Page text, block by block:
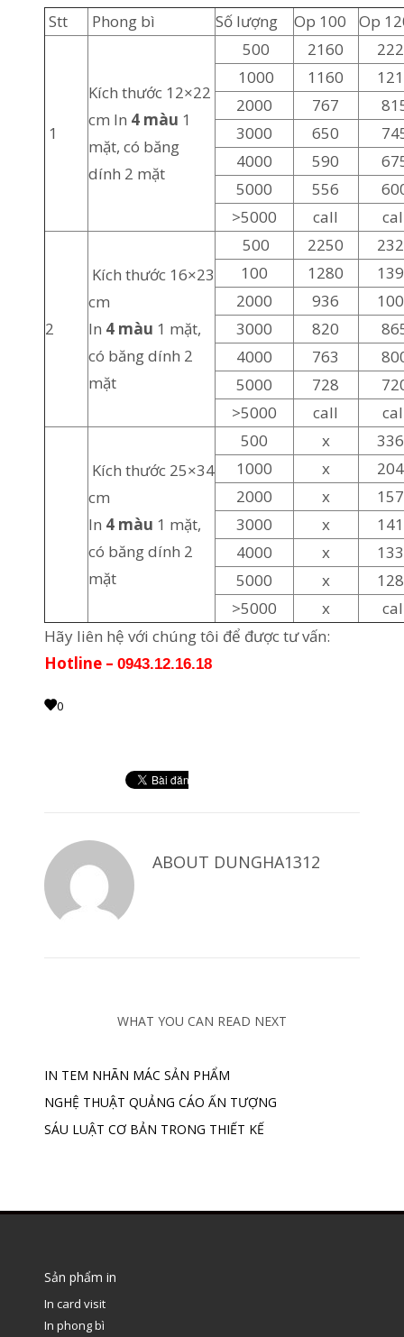
Stt Phong bì Số lượng Op 100 Op
1
Kích thước 12×22
cm In 4 màu 1
mặt, có băng
dính 2 mặt
500 2160
1000
1160
2000
767
3000
650
4000
590
5000
556
>5000
call
2
Kích thước 16×23
cm
In 4 màu 1 mặt,
có băng dính 2
mặt
500 2250
100
1280
2000
936
3000
820
4000
763
5000
728
>5000
call
Kích thước 25×34
cm
In 4 màu 1 mặt,
có băng dính 2
mặt
500 x
1000
x
2000
x
3000
x
4000
x
5000
x
>5000
x
Hãy liên hệ với chúng tôi để được tư vấn:
Hotline – 0943.12.16.18
0
ABOUT DUNGHA1312
WHAT YOU CAN READ NEXT
IN TEM NHÃN MÁC SẢN PHẨM
NGHỆ THUẬT QUẢNG CÁO ẤN TƯỢNG
SÁU LUẬT CƠ BẢN TRONG THIẾT KẾ
Sản phẩm in
In card visit
In phong bì